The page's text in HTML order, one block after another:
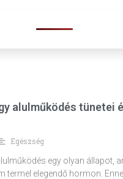
alulműködés tünetei
Egészség
egy olyan állapot,
termel elegendő hormon.